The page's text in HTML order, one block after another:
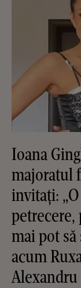
Ioana
majoratul
invitați:
petrecere,
mai pot să
acum
Alexandru